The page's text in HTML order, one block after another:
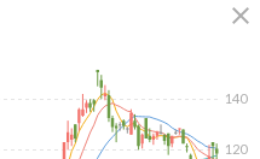
close
120
140